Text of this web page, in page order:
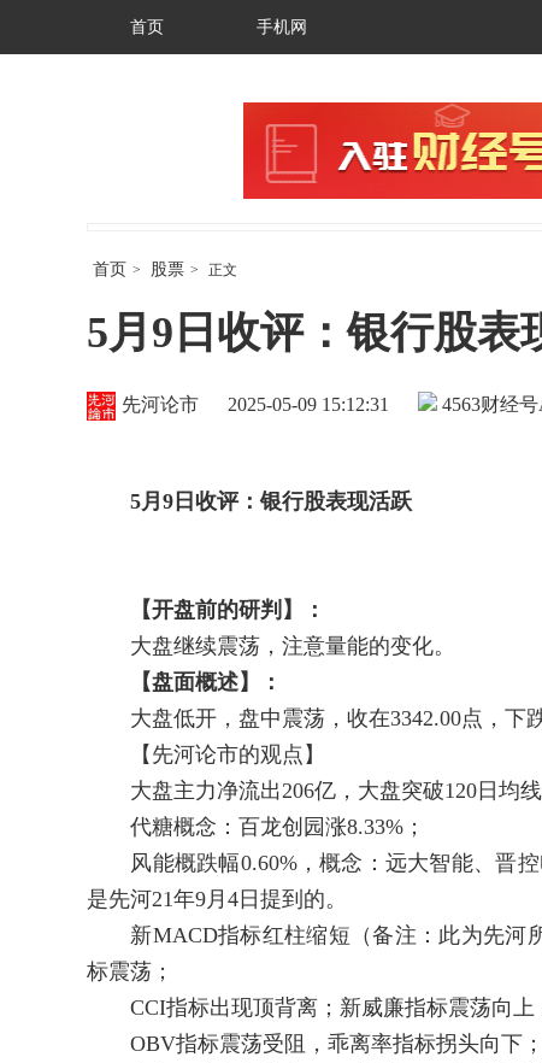
首页 手机网
首页 > 股票 > 正文
5月9日收评：银行股表
财经号
先河论市 2025-05-09 15:12:31 4563
5月 9 日收评：银行股表现活跃
【开盘前的研判】：
大盘继续震荡，注意量能的变化。
【盘面概述】：
大盘低开，盘中震荡，收在3342.00点，下跌
【先河论市的观点】
大盘主力净流出206亿，大盘突破120日均线
代糖概念：百龙创园涨8.33%；
风能概跌幅0.60%，概念：远大智能、晋控
是先河21年9月4日提到的。
新MACD指标红柱缩短（备注：此为先河
标震荡；
CCI指标出现顶背离；新威廉指标震荡向上
OBV指标震荡受阻，乖离率指标拐头向下；